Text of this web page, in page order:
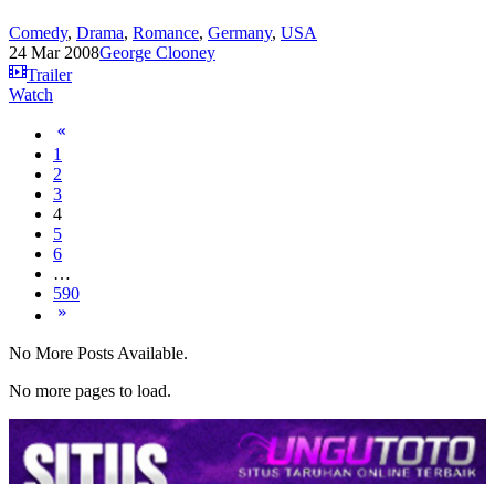
Comedy, Drama, Romance, Germany, USA
24 Mar 2008George Clooney
Trailer
Watch
1
2
3
4
5
6
…
590
No More Posts Available.
No more pages to load.